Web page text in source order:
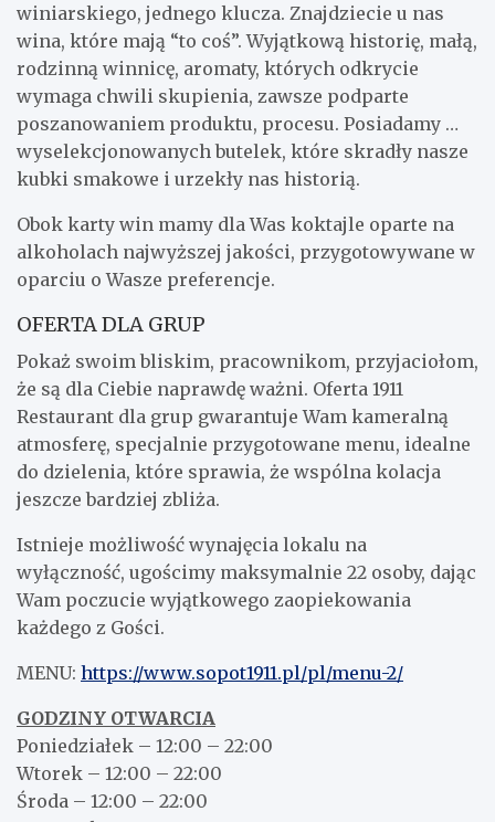
winiarskiego, jednego klucza. Znajdziecie u nas
wina, które mają “to coś”. Wyjątkową historię, małą,
rodzinną winnicę, aromaty, których odkrycie
wymaga chwili skupienia, zawsze podparte
poszanowaniem produktu, procesu. Posiadamy …
wyselekcjonowanych butelek, które skradły nasze
kubki smakowe i urzekły nas historią.
Obok karty win mamy dla Was koktajle oparte na
alkoholach najwyższej jakości, przygotowywane w
oparciu o Wasze preferencje.
OFERTA DLA GRUP
Pokaż swoim bliskim, pracownikom, przyjaciołom,
że są dla Ciebie naprawdę ważni. Oferta 1911
Restaurant dla grup gwarantuje Wam kameralną
atmosferę, specjalnie przygotowane menu, idealne
do dzielenia, które sprawia, że wspólna kolacja
jeszcze bardziej zbliża.
Istnieje możliwość wynajęcia lokalu na
wyłączność, ugościmy maksymalnie 22 osoby, dając
Wam poczucie wyjątkowego zaopiekowania
każdego z Gości.
MENU: https://www.sopot1911.pl/pl/menu-2/
GODZINY OTWARCIA
Poniedziałek – 12:00 – 22:00
Wtorek – 12:00 – 22:00
Środa – 12:00 – 22:00